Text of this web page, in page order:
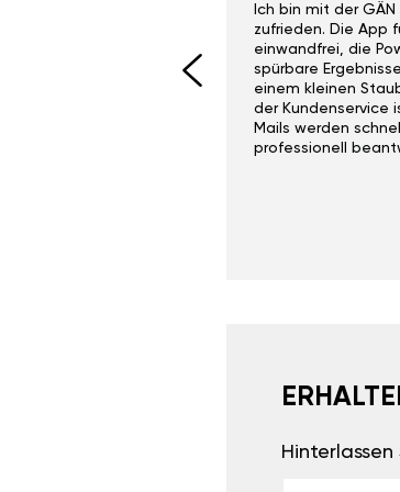
Ich bin mit der
zufrieden. Die App
einwandfrei, die
spürbare
einem kleinen
der Kundenservice
Mails werden
professionell